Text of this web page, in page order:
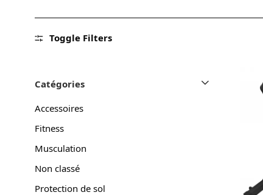
Toggle Filters
Catégories
Accessoires
Fitness
Musculation
Non classé
Protection de sol
CONTACT
Blog
Boutique